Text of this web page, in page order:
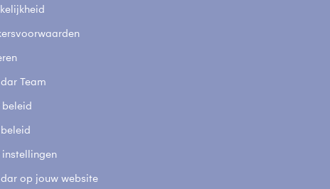
Team
beleid
instellingen
op jouw website